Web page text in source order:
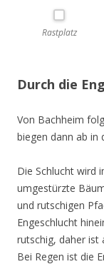
Rastplatz
Durch die
Von Bachheim
biegen dann ab in
Die Schlucht wird
umgestürzte
und rutschigen
Engeschlucht
rutschig, daher ist
Bei Regen ist die